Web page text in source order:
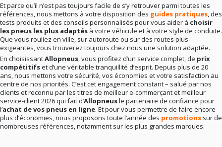
Et parce qu’il n’est pas toujours facile de s’y retrouver parmi toutes les
références, nous mettons à votre disposition des guides pratiques, des
tests produits et des conseils personnalisés pour vous aider à choisir
les pneus les plus adaptés à votre véhicule et à votre style de conduite.
Que vous rouliez en ville, sur autoroute ou sur des routes plus
exigeantes, vous trouverez toujours chez nous une solution adaptée.
En choisissantAllopneus, vous profitez d’un service complet, de prix
compétitifset d’une véritable tranquillité d’esprit. Depuis plus de 20
ans, nous mettons votre sécurité, vos économies et votre satisfaction au
centre de nos priorités. C’est cet engagement constant – salué par nos
clients et reconnu par les titres de meilleur e-commerçant et meilleur
service-client 2026 qui fait d’Allopneusle partenaire de confiance pour
l’achat de vos pneus en ligne. Et pour vous permettre de faire encore
plus d’économies, nous proposons toute l’année des promotions sur de
nombreuses références, notamment sur les plus grandes marques.